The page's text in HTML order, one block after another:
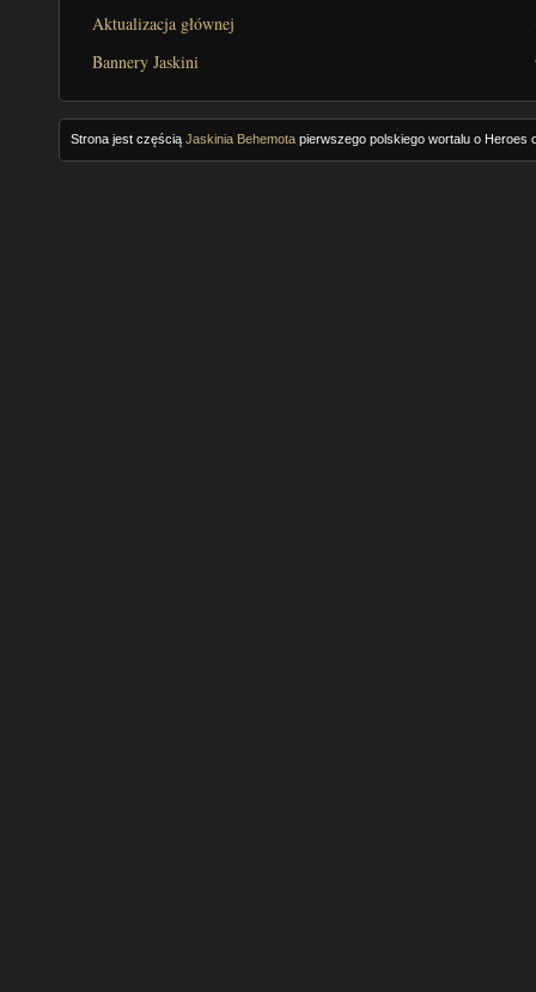
Aktualizacja głównej
Bannery Jaskini
Strona jest częścią Jaskinia Behemotapierwszego polskiego wortalu o Heroes